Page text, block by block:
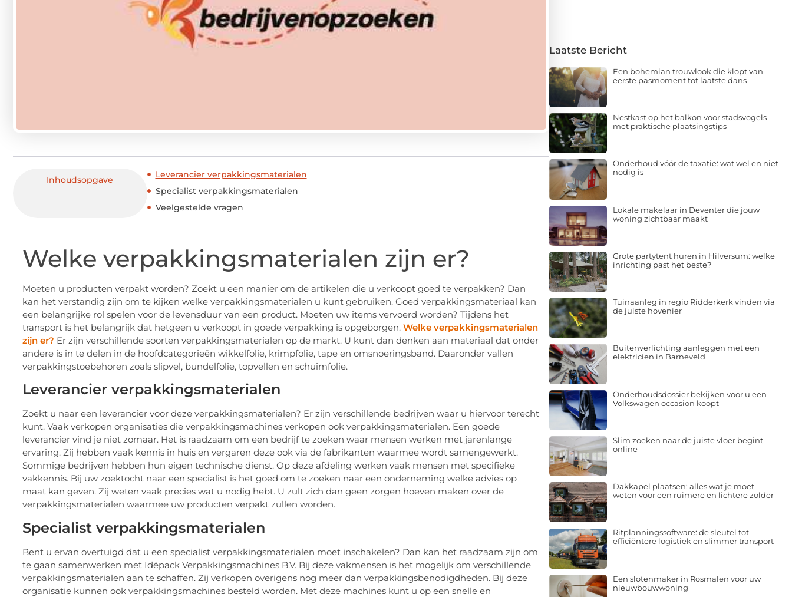
Inhoudsopgave
Leverancier verpakkingsmaterialen
Specialist verpakkingsmaterialen
Veelgestelde vragen
Welke verpakkingsmaterialen zijn er?
Moeten u producten verpakt worden? Zoekt u een manier om de artikelen die u verkoopt goed te verpakken? Dan
kan het verstandig zijn om te kijken welke verpakkingsmaterialen u kunt gebruiken. Goed verpakkingsmateriaal kan
een belangrijke rol spelen voor de levensduur van een product. Moeten uw items vervoerd worden? Tijdens het
transport is het belangrijk dat hetgeen u verkoopt in goede verpakking is opgeborgen. Welke verpakkingsmaterialen
zijn er? Er zijn verschillende soorten verpakkingsmaterialen op de markt. U kunt dan denken aan materiaal dat onder
andere is in te delen in de hoofdcategorieën wikkelfolie, krimpfolie, tape en omsnoeringsband. Daaronder vallen
verpakkingstoebehoren zoals slipvel, bundelfolie, topvellen en schuimfolie.
Leverancier verpakkingsmaterialen
Zoekt u naar een leverancier voor deze verpakkingsmaterialen? Er zijn verschillende bedrijven waar u hiervoor terecht
kunt. Vaak verkopen organisaties die verpakkingsmachines verkopen ook verpakkingsmaterialen. Een goede
leverancier vind je niet zomaar. Het is raadzaam om een bedrijf te zoeken waar mensen werken met jarenlange
ervaring. Zij hebben vaak kennis in huis en vergaren deze ook via de fabrikanten waarmee wordt samengewerkt.
Sommige bedrijven hebben hun eigen technische dienst. Op deze afdeling werken vaak mensen met specifieke
vakkennis. Bij uw zoektocht naar een specialist is het goed om te zoeken naar een onderneming welke advies op
maat kan geven. Zij weten vaak precies wat u nodig hebt. U zult zich dan geen zorgen hoeven maken over de
verpakkingsmaterialen waarmee uw producten verpakt zullen worden.
Specialist verpakkingsmaterialen
Bent u ervan overtuigd dat u een specialist verpakkingsmaterialen moet inschakelen? Dan kan het raadzaam zijn om
te gaan samenwerken met Idépack Verpakkingsmachines B.V. Bij deze vakmensen is het mogelijk om verschillende
verpakkingsmaterialen aan te schaffen. Zij verkopen overigens nog meer dan verpakkingsbenodigdheden. Bij deze
organisatie kunnen ook verpakkingsmachines besteld worden. Met deze machines kunt u op een snelle en
Laatste Bericht
Een bohemian trouwlook die klopt van
eerste pasmoment tot laatste dans
Nestkast op het balkon voor stadsvogels
met praktische plaatsingstips
Onderhoud vóór de taxatie: wat wel en niet
nodig is
Lokale makelaar in Deventer die jouw
woning zichtbaar maakt
Grote partytent huren in Hilversum: welke
inrichting past het beste?
Tuinaanleg in regio Ridderkerk vinden via
de juiste hovenier
Buitenverlichting aanleggen met een
elektricien in Barneveld
Onderhoudsdossier bekijken voor u een
Volkswagen occasion koopt
Slim zoeken naar de juiste vloer begint
online
Dakkapel plaatsen: alles wat je moet
weten voor een ruimere en lichtere zolder
Ritplanningssoftware: de sleutel tot
efficiëntere logistiek en slimmer transport
Een slotenmaker in Rosmalen voor uw
nieuwbouwwoning